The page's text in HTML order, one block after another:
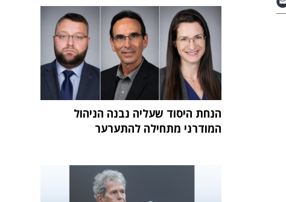
הנחת היסוד שעליה נבנה הניהול
המודרני מתחילה להתערער